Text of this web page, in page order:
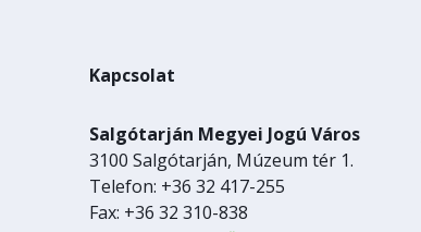
Kapcsolat
Salgótarján Megyei Jogú Város
3100 Salgótarján, Múzeum tér 1.
Telefon: +36 32 417-255
Fax: +36 32 310-838